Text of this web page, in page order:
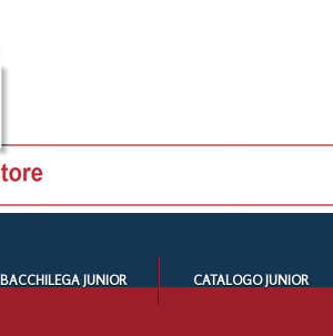
BACCHILEGA JUNIOR CATALOGO JUNIOR